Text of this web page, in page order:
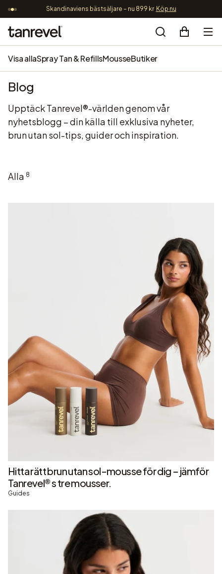
Skandinaviens bästsäljare – nu 899 kr Köp nu
Tanrevel® Search
Visa allaSpray Tan & RefillsMousseButiker
Blog
Upptäck Tanrevel®-världen genom vår
nyhetsblogg – din källa till exklusiva nyheter,
brun utan sol-tips, guider och inspiration.
Alla 8
Hitta rätt brun utan sol-mousse för dig – jämför
Tanrevel® s tre mousser.
Guides